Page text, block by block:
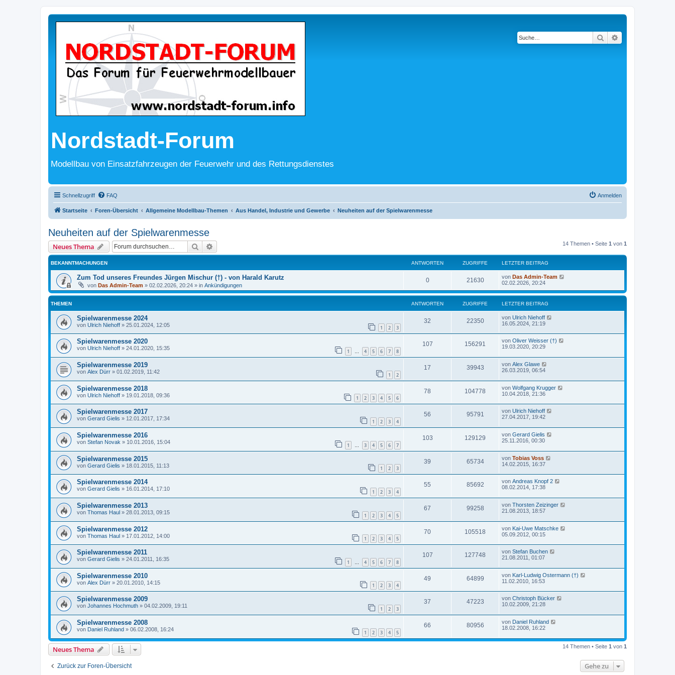
Nordstadt-Forum
Modellbau von Einsatzfahrzeugen der Feuerwehr und des Rettungsdienstes
Suche
Schnellzugriff FAQ Anmelden
Startseite Foren-Übersicht Allgemeine Modellbau-Themen Aus Handel, Industrie und Gewerbe Neuheiten auf der Spielwarenmesse
Neuheiten auf der Spielwarenmesse
Neues Thema Suche 14 Themen • Seite 1 von 1
BEKANNTMACHUNGEN ANTWORTEN ZUGRIFFE LETZTER BEITRAG
Zum Tod unseres Freundes Jürgen Mischur (†) - von Harald Karutz
von Das Admin-Team » 02.02.2026, 20:24 » in Ankündigungen
0 21630 von Das Admin-Team
02.02.2026, 20:24
THEMEN ANTWORTEN ZUGRIFFE LETZTER BEITRAG
Spielwarenmesse 2024
von Ulrich Niehoff » 25.01.2024, 12:05 1 2 3
32 22350 von Ulrich Niehoff
16.05.2024, 21:19
Spielwarenmesse 2020
von Ulrich Niehoff » 24.01.2020, 15:35 1 … 4 5 6 7 8
107 156291 von Oliver Weisser (†)
19.03.2020, 20:29
Spielwarenmesse 2019
von Alex Dürr » 01.02.2019, 11:42 1 2
17 39943 von Alex Glawe
26.03.2019, 06:54
Spielwarenmesse 2018
von Ulrich Niehoff » 19.01.2018, 09:36 1 2 3 4 5 6
78 104778 von Wolfgang Krugger
10.04.2018, 21:36
Spielwarenmesse 2017
von Gerard Gielis » 12.01.2017, 17:34 1 2 3 4
56 95791 von Ulrich Niehoff
27.04.2017, 19:42
Spielwarenmesse 2016
von Stefan Novak » 10.01.2016, 15:04 1 … 3 4 5 6 7
103 129129 von Gerard Gielis
25.11.2016, 00:30
Spielwarenmesse 2015
von Gerard Gielis » 18.01.2015, 11:13 1 2 3
39 65734 von Tobias Voss
14.02.2015, 16:37
Spielwarenmesse 2014
von Gerard Gielis » 16.01.2014, 17:10 1 2 3 4
55 85692 von Andreas Knopf 2
08.02.2014, 17:38
Spielwarenmesse 2013
von Thomas Haul » 28.01.2013, 09:15 1 2 3 4 5
67 99258 von Thorsten Zeizinger
21.08.2013, 18:57
Spielwarenmesse 2012
von Thomas Haul » 17.01.2012, 14:00 1 2 3 4 5
70 105518 von Kai-Uwe Matschke
05.09.2012, 00:15
Spielwarenmesse 2011
von Gerard Gielis » 24.01.2011, 16:35 1 … 4 5 6 7 8
107 127748 von Stefan Buchen
21.08.2011, 01:07
Spielwarenmesse 2010
von Alex Dürr » 20.01.2010, 14:15 1 2 3 4
49 64899 von Karl-Ludwig Ostermann (†)
11.02.2010, 16:53
Spielwarenmesse 2009
von Johannes Hochmuth » 04.02.2009, 19:11 1 2 3
37 47223 von Christoph Bücker
10.02.2009, 21:28
Spielwarenmesse 2008
von Daniel Ruhland » 06.02.2008, 16:24 1 2 3 4 5
66 80956 von Daniel Ruhland
18.02.2008, 16:22
Neues Thema 14 Themen • Seite 1 von 1
Zurück zur Foren-Übersicht Gehe zu